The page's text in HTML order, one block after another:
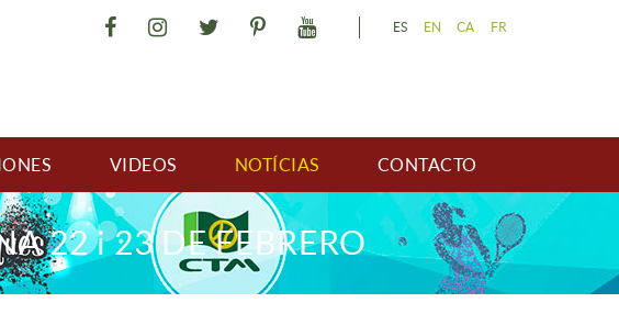
ES EN CA FR
VIDEOS NOTÍCIAS CONTACTO
22 i 23 DE FEBRERO